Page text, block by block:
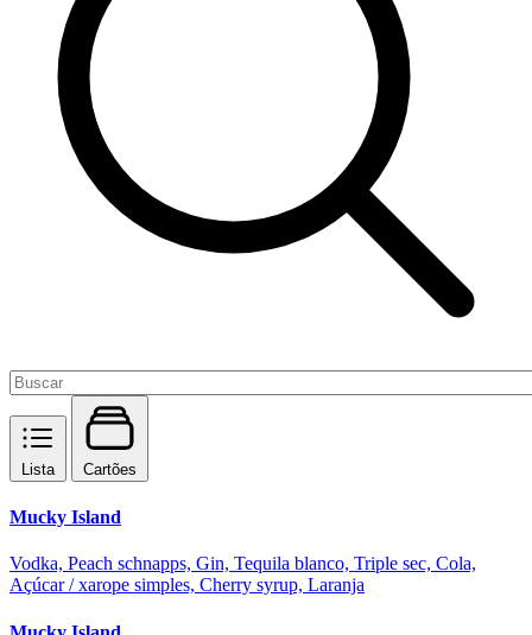
Lista Cartões
Mucky Island
Vodka, Peach schnapps, Gin, Tequila blanco, Triple sec, Cola,
Açúcar / xarope simples, Cherry syrup, Laranja